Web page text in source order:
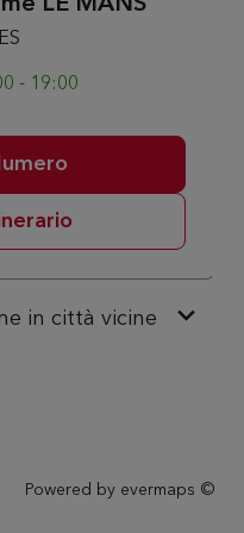
LE MANS
- 19:00
in città vicine
Powered by evermaps ©